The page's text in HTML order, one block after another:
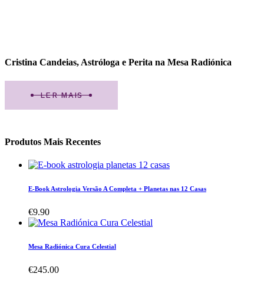
Cristina Candeias, Astróloga e Perita na Mesa Radiónica
LER MAIS
Produtos Mais Recentes
E-Book Astrologia Versão A Completa + Planetas nas 12 Casas
€9.90
Mesa Radiónica Cura Celestial
€245.00